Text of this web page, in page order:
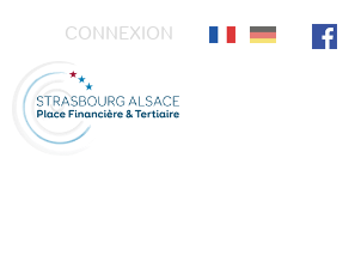
CONNEXION
Main Navigation